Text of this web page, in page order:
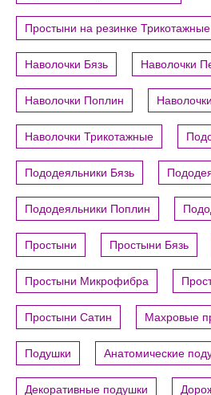
Простыни на резинке Трикотажные
Наволочки Бязь Наволочки
Наволочки Поплин
Наволочки Трикотажные
Пододеяльники Бязь
Пододеяльники Поплин
Простыни Простыни Бязь
Простыни Микрофибра
Простыни Сатин Махровые
Подушки Анатомические
Декоративные подушки